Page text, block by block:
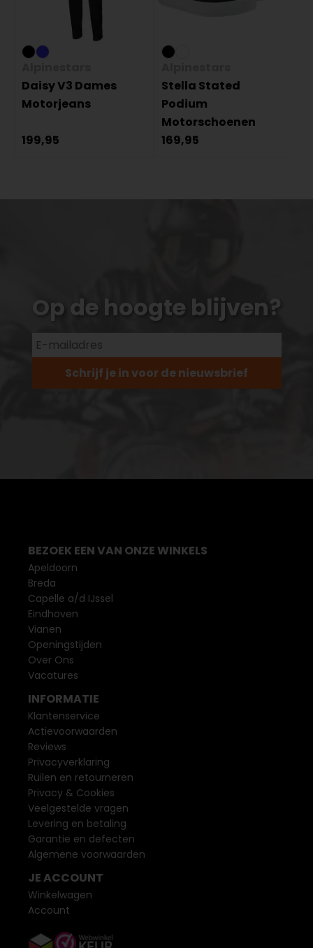
Daisy V3 Dames
Motorjeans
199,95
Stella Stated
Podium
Motorschoenen
169,95
Op de hoogte blijven?
Schrijf je in voor de nieuwsbrief
BEZOEK EEN VAN ONZE WINKELS
Apeldoorn
Breda
Capelle a/d IJssel
Eindhoven
Vianen
Openingstijden
Over Ons
Vacatures
INFORMATIE
Klantenservice
Actievoorwaarden
Reviews
Privacyverklaring
Ruilen en retourneren
Privacy & Cookies
Veelgestelde vragen
Levering en betaling
Garantie en defecten
Algemene voorwaarden
JE ACCOUNT
Winkelwagen
Account